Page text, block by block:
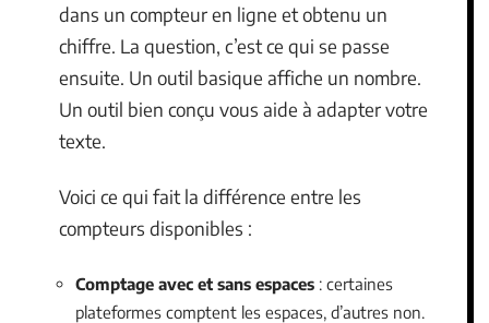
dans un compteur en ligne et obtenu un
chiffre. La question, c’est ce qui se passe
ensuite. Un outil basique affiche un nombre.
Un outil bien conçu vous aide à adapter votre
texte.
Voici ce qui fait la différence entre les
compteurs disponibles :
Comptage avec et sans espaces : certaines
plateformes comptent les espaces, d’autres non.